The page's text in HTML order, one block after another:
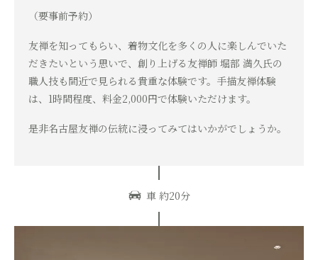
（要事前予約）
友禅を知ってもらい、着物文化を多くの人に楽しんでいた
だきたいという思いで、創り上げる友禅師 堀部 満久氏の
職人技も間近で見られる貴重な体験です。 手描友禅体験
は、1時間程度、料金2,000円で体験いただけます。
是非名古屋友禅の伝統に浸ってみてはいかがでしょうか。
車 約20分